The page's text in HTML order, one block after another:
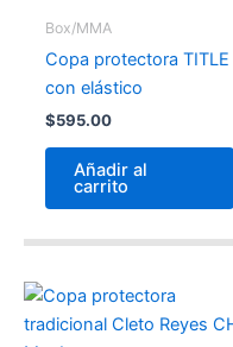
Box/MMA
Copa protectora TITLE
con elástico
$595.00
Añadir al
carrito